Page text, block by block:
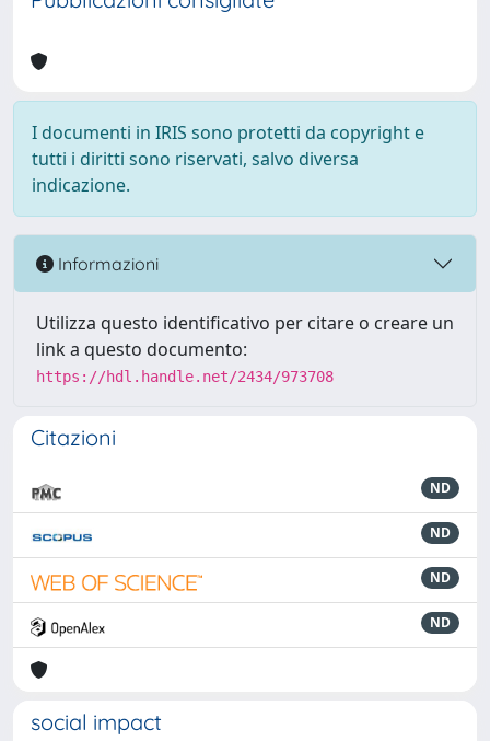
I documenti in IRIS sono protetti da copyright e
tutti i diritti sono riservati, salvo diversa
indicazione.
Informazioni
Utilizza questo identificativo per citare o creare un
link a questo documento:
https://hdl.handle.net/2434/973708
Citazioni
ND
ND
ND
ND
social impact